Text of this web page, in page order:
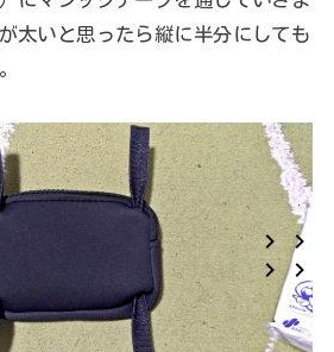
太いと思ったら縦に半分にしても